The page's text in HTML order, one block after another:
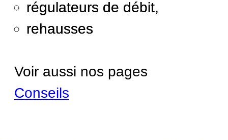
régulateurs de débit,
rehausses
Voir aussi nos pages
Conseils